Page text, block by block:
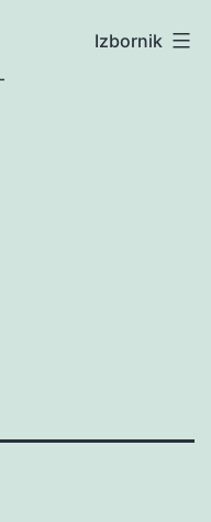
Izbornik